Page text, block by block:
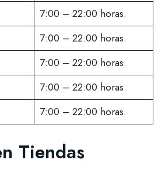
7:00 – 22:00 horas.
7:00 – 22:00 horas.
7:00 – 22:00 horas.
7:00 – 22:00 horas.
7:00 – 22:00 horas.
Tiendas